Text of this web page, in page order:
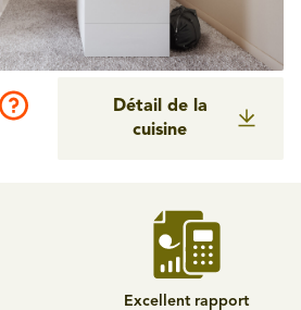
Détail de la
cuisine
Excellent rapport